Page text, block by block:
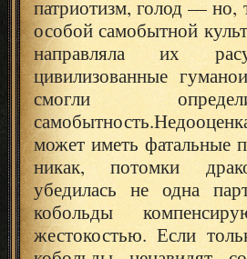
патриотизм, голод — но,
особой самобытной
направляла их
цивилизованные
смогли
самобытность.
может иметь фатальные
никак, потомки
убедилась не одна
кобольды
жестокостью. Если